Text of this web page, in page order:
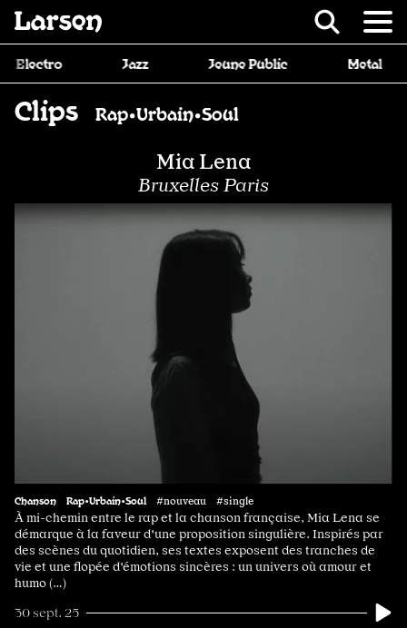
Jazz Jeune Public Metal Musique de
Clips Rap•Urbain•Soul
Mia Lena
Bruxelles Paris
Chanson Rap•Urbain•Soul #nouveau #single
À mi-chemin entre le rap et la chanson française, Mia Lena se
démarque à la faveur d'une proposition singulière. Inspirés par
des scènes du quotidien, ses textes exposent des tranches de
vie et une flopée d'émotions sincères : un univers où amour et
humo (…)
30 sept. 25